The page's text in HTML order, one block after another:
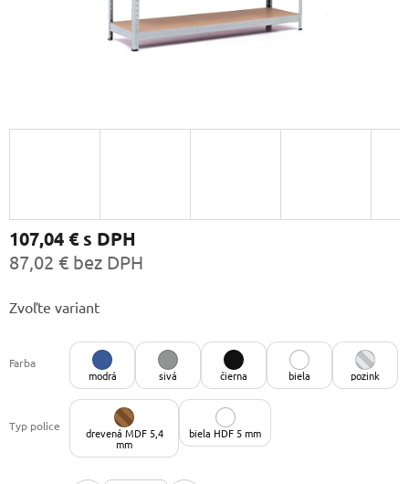
107,04 €s DPH
87,02 € bez DPH
cena:
Zvoľte variant
Farba
modrá
sivá čierna biela pozink
Typ police drevená MDF 5,4
mm
biela HDF 5 mm